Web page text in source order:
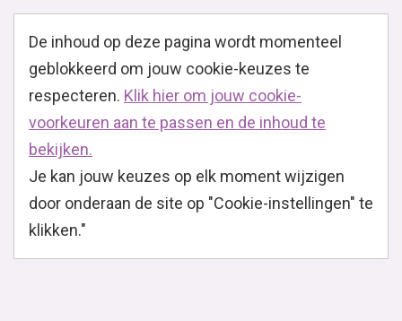
De inhoud op deze pagina wordt momenteel
geblokkeerd om jouw cookie-keuzes te
respecteren. Klik hier om jouw cookie-
voorkeuren aan te passen en de inhoud te
bekijken.
Je kan jouw keuzes op elk moment wijzigen
door onderaan de site op "Cookie-instellingen" te
klikken."